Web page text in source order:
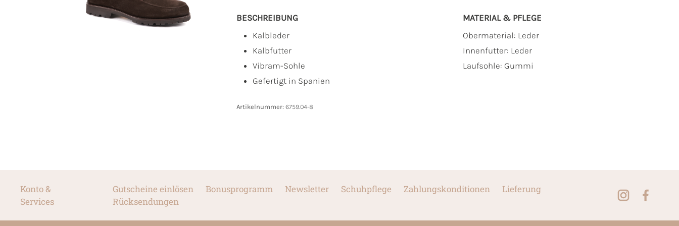
BESCHREIBUNG
Kalbleder
Kalbfutter
Vibram-Sohle
Gefertigt in Spanien
MATERIAL & PFLEGE
Obermaterial: Leder
Innenfutter: Leder
Laufsohle: Gummi
Artikelnummer: 6759.04-8
Konto &
Services
Gutscheine einlösen Bonusprogramm Newsletter Schuhpflege Zahlungskonditionen
Lieferung
Rücksendungen